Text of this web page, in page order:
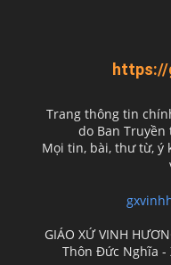
https://
Trang thông tin
do Ban Truyền
Mọi tin, bài, thư từ, ý
GIÁO XỨ VINH
Thôn Đức Nghĩa -